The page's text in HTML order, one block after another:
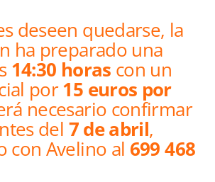
deseen quedarse, la
ha preparado una
14:30 horas con un
por15 euros por
necesario confirmar
del 7 de abril,
con Avelino al 699 468